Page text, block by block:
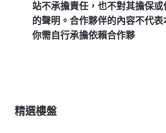
站不承擔責任，也不對其擔保
的聲明。合作夥伴的內容不代表
你需自行承擔依賴合作夥
精選樓盤